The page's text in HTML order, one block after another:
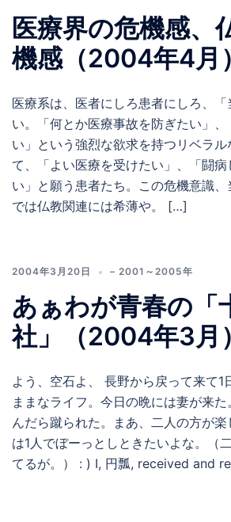
医療界の危機感、
機感（2004年4月）
医療系は、医者にしろ患者にしろ、
い。「何とか医療事故を防ぎたい」
い」という強烈な欲求を持つリベラ
て、「よい医療を受けたい」、「闘
い」と願う患者たち。この危機意識
では仏教関連には希薄や。 […]
2004年3月20日 – 2001～2005年
あぁわが青春の「
社」（2004年3月）
よう、空石よ、 長野から戻って来て1
ままなライフ。今日の晩には妻が来
んだら蹴られた。まあ、二人の方が
は1人でぼーっとしときたいよな。（
てるが。） : ) I, 円瓢, received and